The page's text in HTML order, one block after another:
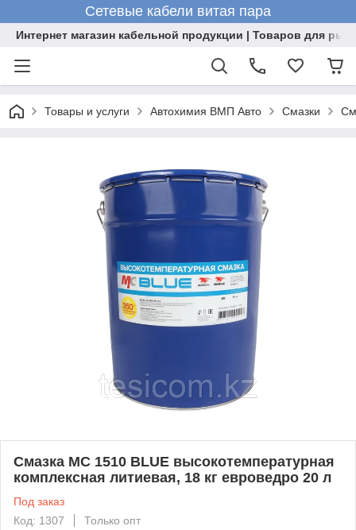
Сетевые кабели витая пара
Интернет магазин кабельной продукции | Товаров для
Товары и услуги Автохимия ВМП Авто Смазки
Смазка МС 1510 BLUE высокотемпературная
комплексная литиевая, 18 кг евроведро 20 л
Под заказ
Код: 1307
Только опт